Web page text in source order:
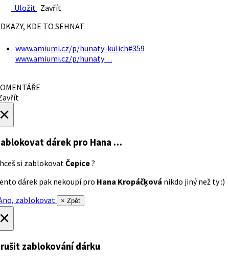
Uložit Zavřít
KDE TO SEHNAT
www.amiumi.cz/p/hunaty-kulich#359
www.amiumi.cz/p/hunaty…
dárek pro Hana …
si zablokovatČepice?
dárek pak nekoupí pro Hana Kropáčķová nikdo jiný než ty :)
zablokovat
× Zpět
zablokování dárku